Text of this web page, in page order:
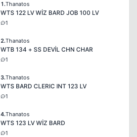
1.Thanatos
WTS 122 LV WİZ BARD JOB 100 LV
1
2.Thanatos
WTB 134 + SS DEVİL CHN CHAR
1
3.Thanatos
WTS BARD CLERIC INT 123 LV
1
4.Thanatos
WTS 123 LV WİZ BARD
1